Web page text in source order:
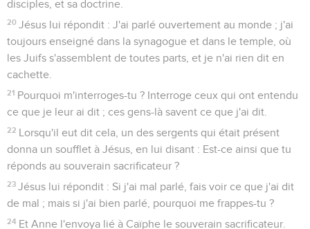
disciples, et sa doctrine.
20 Jésus lui répondit : J'ai parlé ouvertement au monde ; j'ai
toujours enseigné dans la synagogue et dans le temple, où
les Juifs s'assemblent de toutes parts, et je n'ai rien dit en
cachette.
21 Pourquoi m'interroges-tu ? Interroge ceux qui ont entendu
ce que je leur ai dit ; ces gens-là savent ce que j'ai dit.
22 Lorsqu'il eut dit cela, un des sergents qui était présent
donna un soufflet à Jésus, en lui disant : Est-ce ainsi que tu
réponds au souverain sacrificateur ?
23 Jésus lui répondit : Si j'ai mal parlé, fais voir ce que j'ai dit
de mal ; mais si j'ai bien parlé, pourquoi me frappes-tu ?
24 Et Anne l'envoya lié à Caïphe le souverain sacrificateur.